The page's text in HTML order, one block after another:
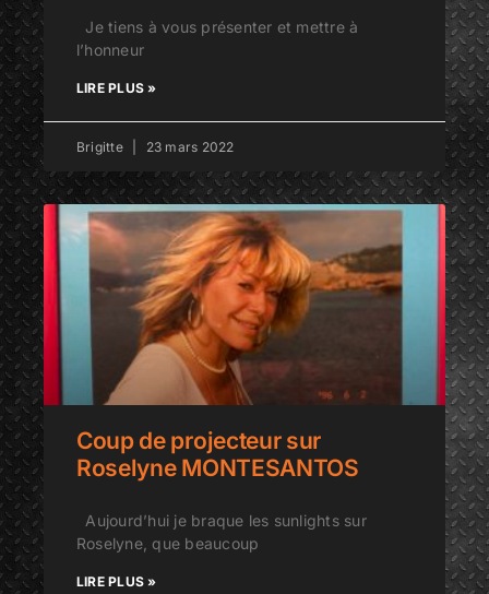
Je tiens à vous présenter et mettre à
l’honneur
LIRE PLUS »
Brigitte 23 mars 2022
Coup de projecteur sur
Roselyne MONTESANTOS
Aujourd’hui je braque les sunlights sur
Roselyne, que beaucoup
LIRE PLUS »